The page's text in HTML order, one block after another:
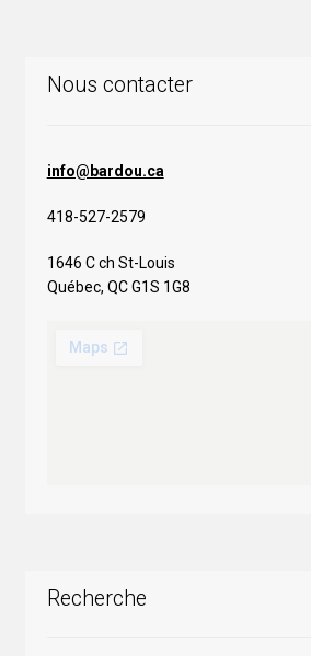
Nous contacter
info@bardou.ca
418-527-2579
1646 C ch St-Louis
Québec, QC G1S 1G8
Recherche